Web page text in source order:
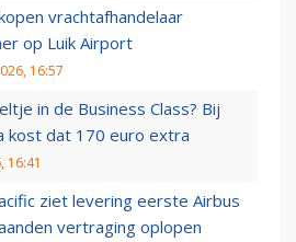
vrachtafhandelaar
op Luik Airport
16:57
in de Business Class? Bij
kost dat 170 euro extra
16:41
ziet levering eerste Airbus
vertraging oplopen